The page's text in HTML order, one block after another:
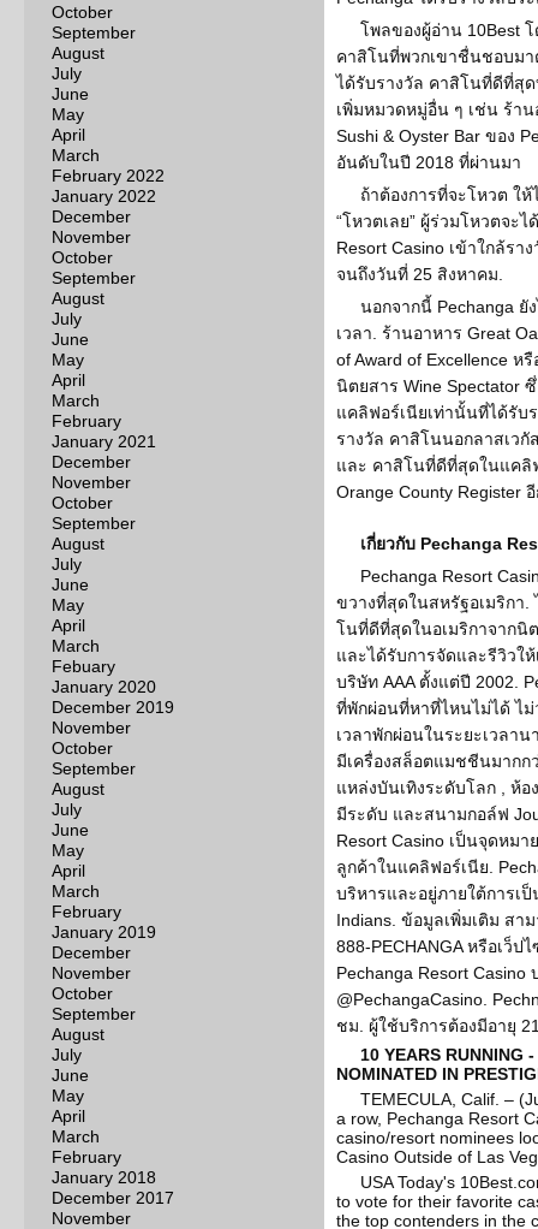
October
September
August
July
June
May
April
March
February 2022
January 2022
December
November
October
September
August
July
June
May
April
March
February
January 2021
December
November
October
September
August
July
June
May
April
March
Febuary
January 2020
December 2019
November
October
September
August
July
June
May
April
March
February
January 2019
December
November
October
September
August
July
June
May
April
March
February
January 2018
December 2017
November
โพลของผู้อ่าน 10Best โ
คาสิโนที่พวกเขาชื่นชอบมา
ได้รับรางวัล คาสิโนที่ดีที่สุ
เพิ่มหมวดหมู่อื่น ๆ เช่น ร้า
Sushi & Oyster Bar ของ
อันดับในปี 2018 ที่ผ่านมา
ถ้าต้องการที่จะโหวต ใ
“โหวตเลย” ผู้ร่วมโหวตจะ
Resort Casino เข้าใกล้ร
จนถึงวันที่ 25 สิงหาคม.
นอกจากนี้ Pechanga
เวลา. ร้านอาหาร Great
of Award of Excellence ห
นิตยสาร Wine Spectator
แคลิฟอร์เนียเท่านั้นที่ได้รับ
รางวัล คาสิโนนอกลาสเว
และ คาสิโนที่ดีที่สุดในแคลิ
Orange County Register
เกี่ยวกับ Pechanga
Pechanga Resort
ขวางที่สุดในสหรัฐอเมริกา
โนที่ดีที่สุดในอเมริกาจากนิ
และได้รับการจัดและรีวิวใ
บริษัท AAA ตั้งแต่ปี 2002.
ที่พักผ่อนที่หาที่ไหนไม่ได้ ไ
เวลาพักผ่อนในระยะเวลา
มีเครื่องสล็อตแมชชีนมากก
แหล่งบันเทิงระดับโลก , ห้อ
มีระดับ และสนามกอล์ฟ
Resort Casino เป็นจุดหม
ลูกค้าในแคลิฟอร์เนีย.
บริหารและอยู่ภายใต้การเป็
Indians. ข้อมูลเพิ่มเติม สา
888-PECHANGA หรือเว็ป
Pechanga Resort
@PechangaCasino.
ชม. ผู้ใช้บริการต้องมีอายุ
10 YEARS RUNNING
NOMINATED IN
TEMECULA, Calif. –
a row, Pechanga Resort
casino/resort nominees
Casino Outside of Las
USA Today's
to vote for their favorite
the top contenders in the